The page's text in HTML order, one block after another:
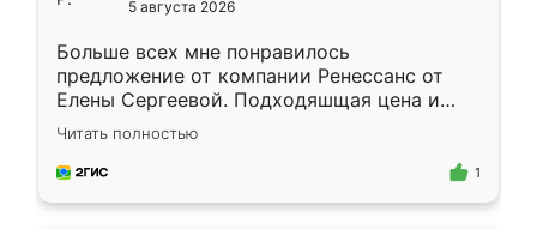
5 августа 2026
Больше всех мне понравилось
предложение от компании Ренессанс от
Елены Сергеевой. Подходяшщая цена и
короткие сроки изготовления. Приехавший
для замера сотрудник Владислав
предложил по моему эскизу самый
Читать полностью
1